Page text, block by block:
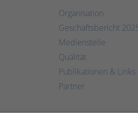
Organisation
Geschäftsbericht
Medienstelle
Qualität
Publikationen & Links
Partner